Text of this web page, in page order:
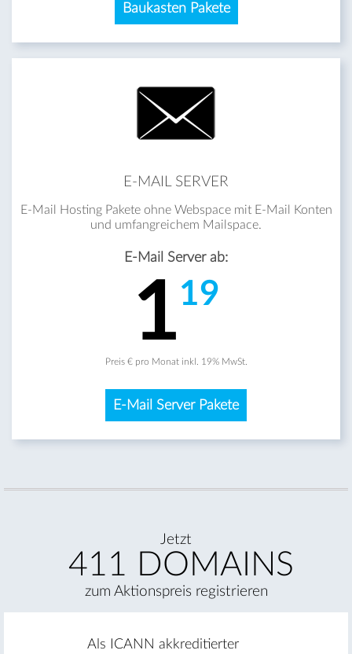
Baukasten Pakete
E-MAIL SERVER
E-Mail Hosting Pakete ohne Webspace mit E-Mail Konten
und umfangreichem Mailspace.
E-Mail Server ab:
119
Preis € pro Monat inkl. 19% MwSt.
E-Mail Server Pakete
Jetzt
411 DOMAINS
zum Aktionspreis registrieren
Als ICANN akkreditierter